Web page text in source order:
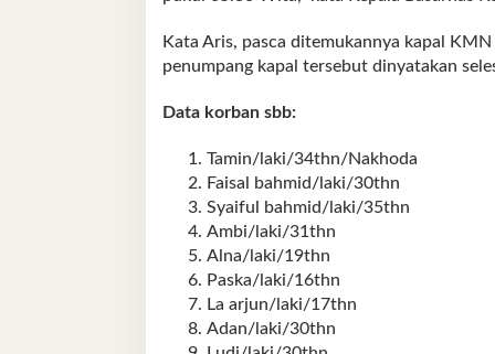
Kata Aris, pasca ditemukannya kapal
penumpang kapal tersebut dinyatakan
Data korban sbb:
Tamin/laki/34thn/Nakhoda
Faisal bahmid/laki/30thn
Syaiful bahmid/laki/35thn
Ambi/laki/31thn
Alna/laki/19thn
Paska/laki/16thn
La arjun/laki/17thn
Adan/laki/30thn